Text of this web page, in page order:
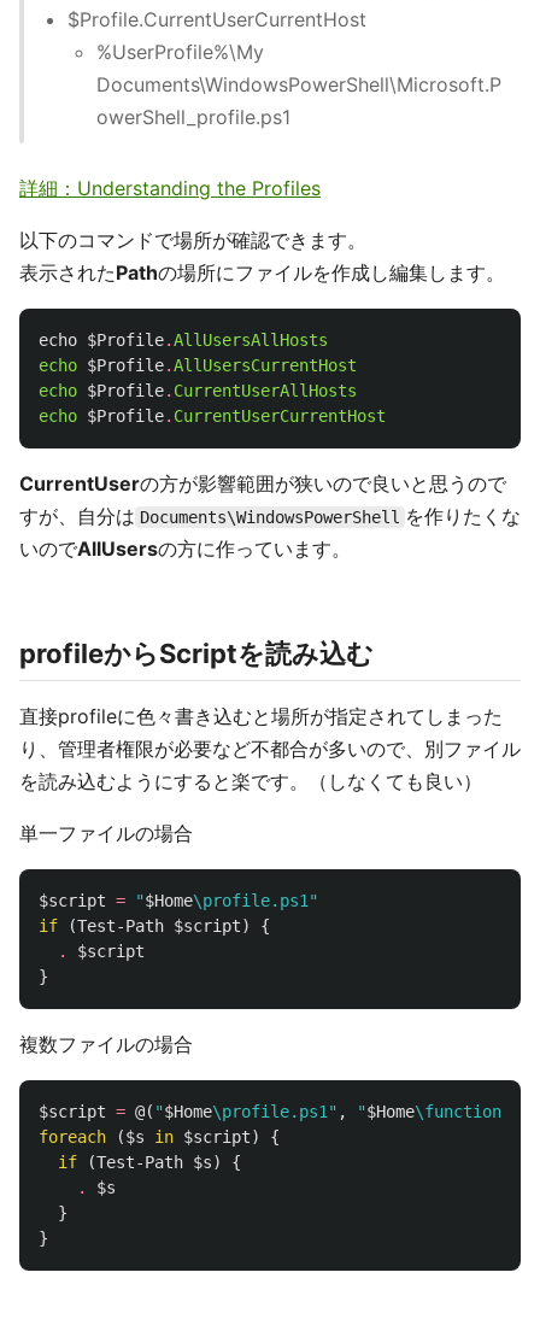
$Profile.CurrentUserCurrentHost
%UserProfile%\My
Documents\WindowsPowerShell\Microsoft.P
owerShell_profile.ps1
詳細：Understanding the Profiles
以下のコマンドで場所が確認できます。
表示されたPathの場所にファイルを作成し編集します。
echo $Profile.AllUsersAllHosts
echo $Profile.AllUsersCurrentHost
echo $Profile. CurrentUserAllHosts
echo $Profile. CurrentUserCurrentHost
CurrentUserの方が影響範囲が狭いので良いと思うので
すが、自分は Documents\WindowsPowerShell を作りたくな
いのでAllUsersの方に作っています。
profileからScriptを読み込む
直接profileに色々書き込むと場所が指定されてしまった
り、管理者権限が必要など不都合が多いので、別ファイル
を読み込むようにすると楽です。（しなくても良い）
単一ファイルの場合
$script = "$Home\profile.ps1"
if
(Test-Path $script)
{
.
$script
}
複数ファイルの場合
$script = @( "$Home\profile.ps1" , "$Home
foreach
($s in $script)
{
if
(Test-Path $s)
{
.
$s
}
}